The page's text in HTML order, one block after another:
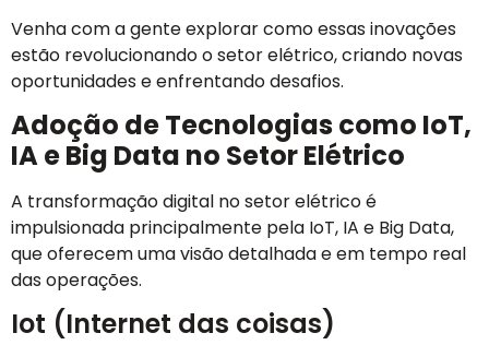
Venha com a gente explorar como essas inovações
estão revolucionando o setor elétrico, criando novas
oportunidades e enfrentando desafios.
Adoção de Tecnologias como IoT,
IA e Big Data no Setor Elétrico
A transformação digital no setor elétrico é
impulsionada principalmente pela IoT, IA e Big Data,
que oferecem uma visão detalhada e em tempo real
das operações.
Iot (Internet das coisas)